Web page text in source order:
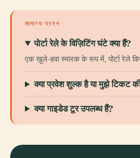
सामान्य प्रश्न
पोर्टा रेले के विज़िटिंग घंटे क्या हैं?
एक खुले-हवा स्मारक के रूप में, पोर्टा रेले
क्या प्रवेश शुल्क है या मुझे टिकट
क्या गाइडेड टूर उपलब्ध हैं?